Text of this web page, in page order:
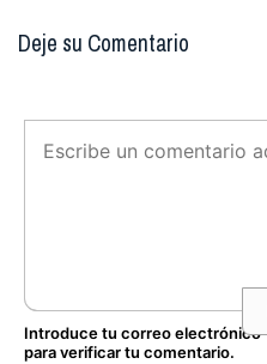
Deje su Comentario
Introduce tu correo electrónico
para verificar tu comentario.